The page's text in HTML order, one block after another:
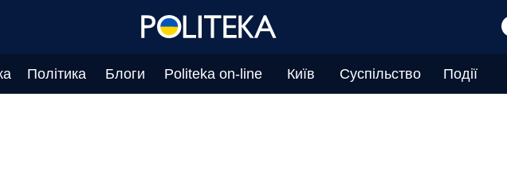
Політика Блоги Politeka on-line Київ Суспільство Події